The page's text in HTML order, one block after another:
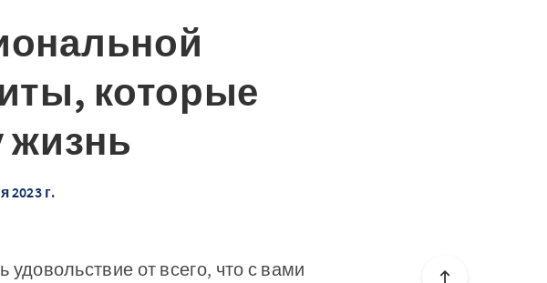
которые
жизнь
2023 г.
удовольствие от всего, что с вами